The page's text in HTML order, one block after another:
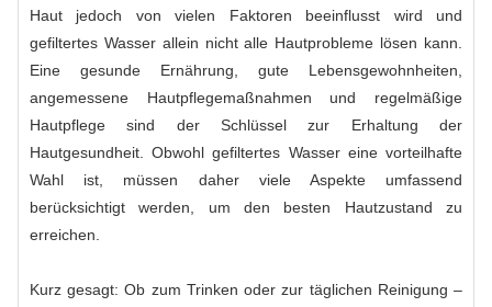
Haut jedoch von vielen Faktoren beeinflusst wird und
gefiltertes Wasser allein nicht alle Hautprobleme lösen kann.
Eine gesunde Ernährung, gute Lebensgewohnheiten,
angemessene Hautpflegemaßnahmen und regelmäßige
Hautpflege sind der Schlüssel zur Erhaltung der
Hautgesundheit. Obwohl gefiltertes Wasser eine vorteilhafte
Wahl ist, müssen daher viele Aspekte umfassend
berücksichtigt werden, um den besten Hautzustand zu
erreichen.
Kurz gesagt: Ob zum Trinken oder zur täglichen Reinigung –